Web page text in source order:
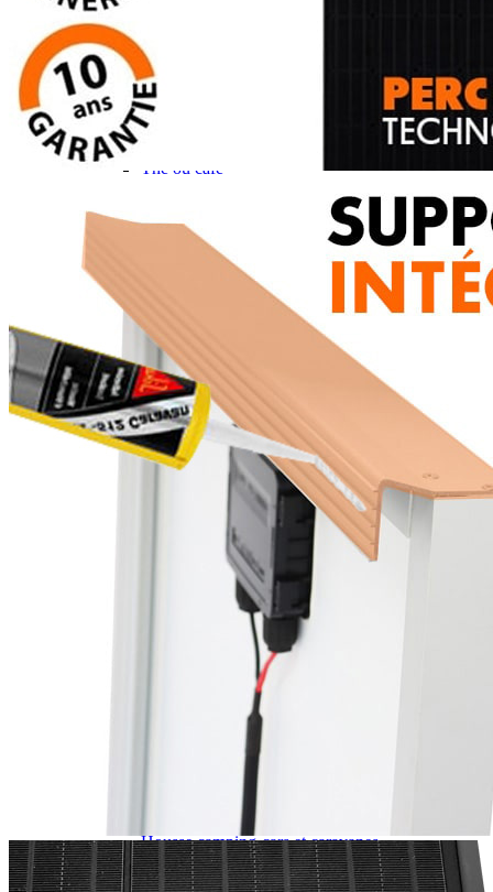
Vaisselle Mélamine
Pour faire la vaisselle
Ménagères et couverts
Poêles et casseroles
Popotes
Thé ou café
Pour faire le ménage
Tapis anti dérapant et nappe
Accessoires rangement cuisine
LIBRAIRIE ET JEUX
Guides
Cartes
Jeux jouets
Animaux en camping-car
J'aime Camping-car Plus
VW collection
EQUIPEMENT EXTERIEUR
EXTERIEUR CABINE & CELLULE
Cales et stabilisation
Vérins de stabilisation
Rétroviseurs et lentilles
Bavettes de protections
Embout d'échappement
Renforts de suspension
Jantes,Pneus,Roues et accessoires
Pièces détachées équipement
ISOLATION & HIVERNAGE
Gamme CLAIRVAL
Gamme de volets ISOPLAIR
Gamme de volets THERMOCOVER
Gamme de volets VISIOPLAIR
Rideaux volets isolants intérieurs
Isolation thermique phonique
Gamme de volets BRUNNER
Rideaux volets isolants extérieurs
Housse camping-cars et caravanes
Equipement spécial HIVER
OUVERTURES & PORTES